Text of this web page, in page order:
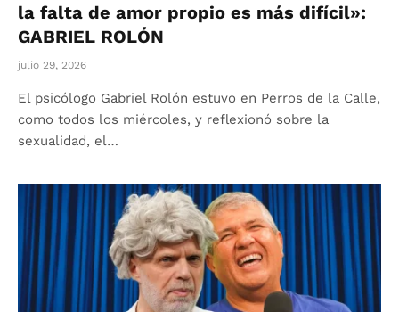
la falta de amor propio es más difícil»:
GABRIEL ROLÓN
julio 29, 2026
El psicólogo Gabriel Rolón estuvo en Perros de la Calle,
como todos los miércoles, y reflexionó sobre la
sexualidad, el…